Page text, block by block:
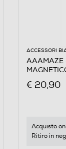
ACCESSORI
AAAMAZE
€ 20,90
Acquisto
Ritiro in